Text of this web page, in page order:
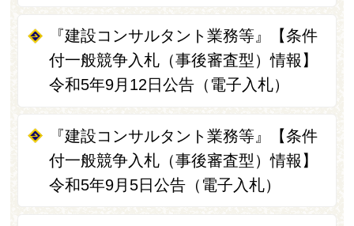
『建設コンサルタント業務等』【条件
付一般競争入札（事後審査型）情報】
令和5年9月12日公告（電子入札）
『建設コンサルタント業務等』【条件
付一般競争入札（事後審査型）情報】
令和5年9月5日公告（電子入札）